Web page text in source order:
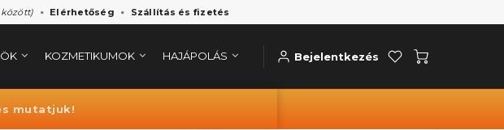
között) Elérhetőség Szállítás és fizetés
KOZMETIKUMOK HAJÁPOLÁS Bejelentkezés
mutatjuk!